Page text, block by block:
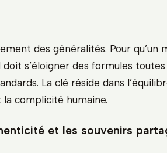
des généralités. Pour
s’éloigner des formules
La clé réside dans
la complicité humaine.
et les souvenirs